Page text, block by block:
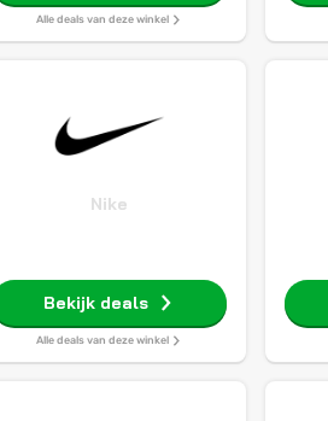
Alle deals van deze winkel
Nike
Bekijk deals
Alle deals van deze winkel